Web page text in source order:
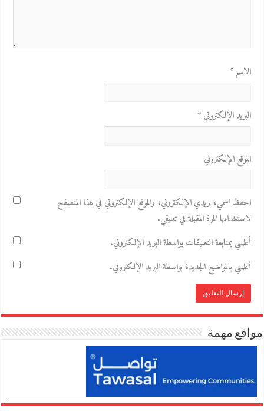
الاسم*
البريد الإلكتروني*
الموقع الإلكتروني
احفظ اسمي، بريدي الإلكتروني، والموقع الإلكتروني في هذا المتصفح
لاستخدامها المرة المقبلة في تعليقي.
أعلمني بمتابعة التعليقات بواسطة البريد الإلكتروني.
أعلمني بالمواضيع الجديدة بواسطة البريد الإلكتروني.
مواقع مهمة